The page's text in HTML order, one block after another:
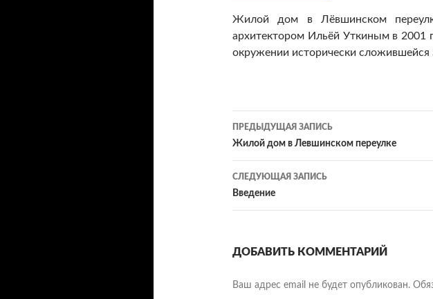
Жилой дом в Лёвшинском
архитектором Ильёй Уткиным в 2001
окружении исторически сложившейся
Навигация
по
записям
ПРЕДЫДУЩАЯ ЗАПИСЬ
Жилой дом в Левшинском переулке
СЛЕДУЮЩАЯ ЗАПИСЬ
Введение
ДОБАВИТЬ КОММЕНТАРИЙ
Ваш адрес email не будет опубликован.